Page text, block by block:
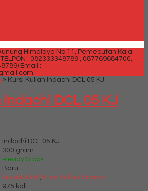
Gunung Himalaya No 11, Pemecutan Kaja
TELPON : 082333348789 , 087769684700,
Email :
» Kursi Kuliah Indachi DCL 05 KJ
Indachi DCL 05 KJ
Indachi DCL 05 KJ
300 gram
Ready Stock
Baru
Kursi Kuliah Kursi Kuliah Indachi
975 kali